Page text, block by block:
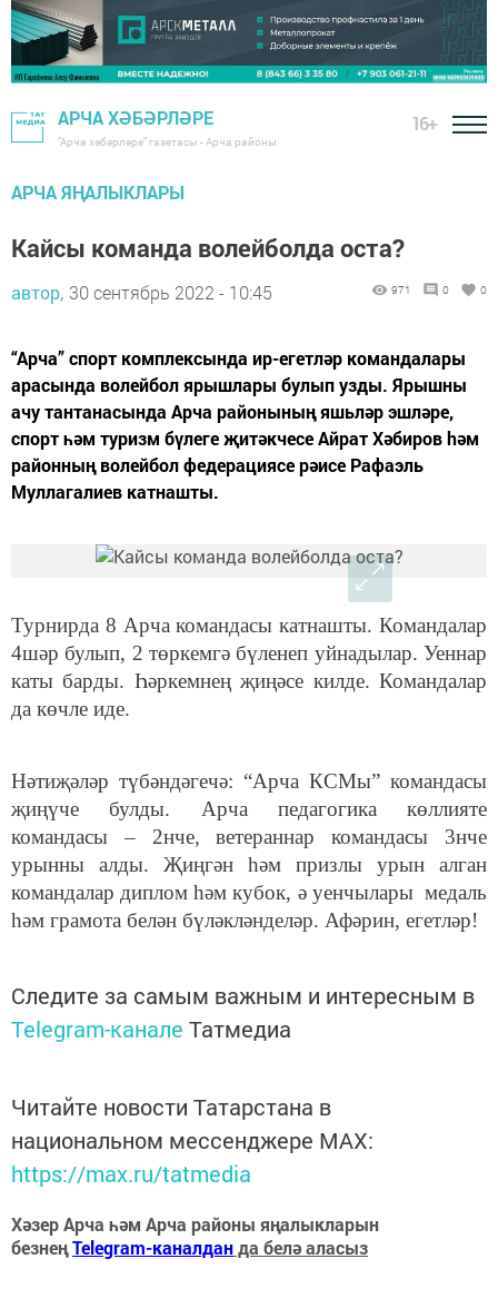
АРЧА ХӘБӘРЛӘРЕ
"Арча хәбәрләре" газетасы - Арча районы
16+
АРЧА ЯҢАЛЫКЛАРЫ
Кайсы команда волейболда оста?
автор, 30 сентябрь 2022 - 10:45 971 0 0
“Арча” спорт комплексында ир-егетләр командалары
арасында волейбол ярышлары булып узды. Ярышны
ачу тантанасында Арча районының яшьләр эшләре,
спорт һәм туризм бүлеге җитәкчесе Айрат Хәбиров hәм
районның волейбол федерациясе рәисе Рафаэль
Муллагалиев катнашты.
Турнирда 8 Арча командасы катнашты. Командалар
4шәр булып, 2 төркемгә бүленеп уйнадылар. Уеннар
каты барды. Һәркемнең җиңәсе килде. Командалар
да көчле иде.
Нәтиҗәләр түбәндәгечә: “Арча КСМы” командасы
җиңүче булды. Арча педагогика көллияте
командасы – 2нче, ветераннар командасы 3нче
урынны алды. Җиңгән һәм призлы урын алган
командалар диплом һәм кубок, ә уенчылары медаль
һәм грамота белән бүләкләнделәр. Афәрин, егетләр!
Следите за самым важным и интересным в
Telegram-канале Татмедиа
Читайте новости Татарстана в
национальном мессенджере MАХ:
https://max.ru/tatmedia
Хәзер Арча һәм Арча районы яңалыкларын
безнеңTelegram-каналданда белә аласыз